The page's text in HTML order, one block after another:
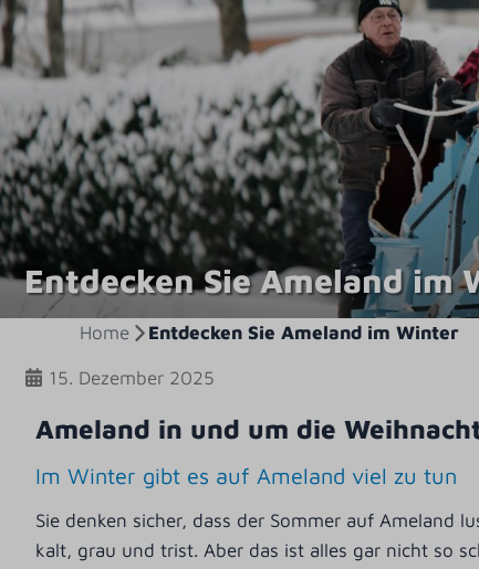
Entdecken Sie Ameland im
Home Entdecken Sie Ameland im Winter
15. Dezember 2025
Ameland in und um die
Im Winter gibt es auf Ameland viel zu tun
Sie denken sicher, dass der Sommer auf Ameland
kalt, grau und trist. Aber das ist alles gar nicht so